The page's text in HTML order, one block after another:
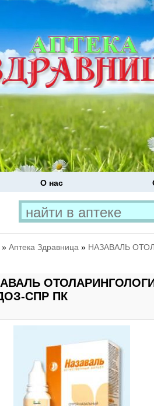
О нас
» Аптека Здравница » НАЗАВАЛЬ
СПР ПК